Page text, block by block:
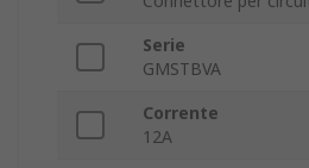
Serie
GMSTBVA
Corrente
12A